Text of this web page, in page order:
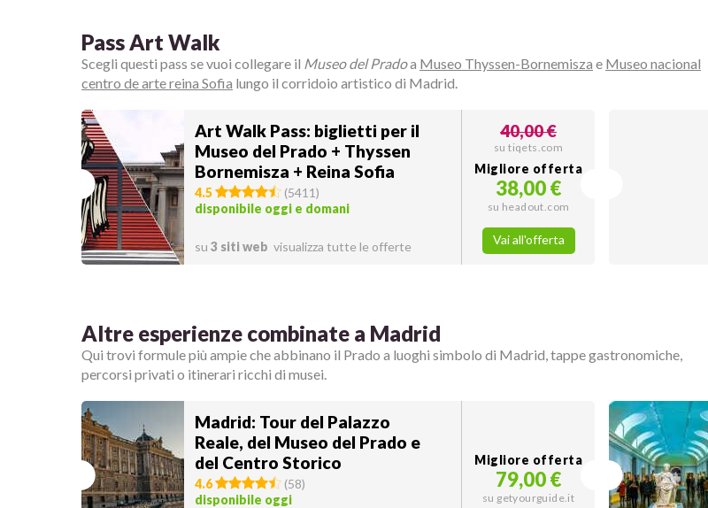
Pass Art Walk
Scegli questi pass se vuoi collegare il Museo del Pradoa Museo Thyssen-Bornemisza e Museo nacional
centro de arte reina Sofia lungo il corridoio artistico di Madrid.
Art Walk Pass: biglietti per il
Museo del Prado + Thyssen
Bornemisza + Reina Sofia
4.5 (5411)
disponibile oggi e domani
su 3 siti web visualizza tutte le offerte
40,00 €
su tiqets.com
Migliore offerta
38,00 €
su headout.com
Vai all'offerta
Altre esperienze combinate a Madrid
Qui trovi formule più ampie che abbinano il Prado a luoghi simbolo di Madrid, tappe gastronomiche,
percorsi privati o itinerari ricchi di musei.
Madrid: Tour del Palazzo
Reale, del Museo del Prado e
del Centro Storico
4.6 (58)
disponibile oggi
Migliore offerta
79,00 €
su getyourguide.it